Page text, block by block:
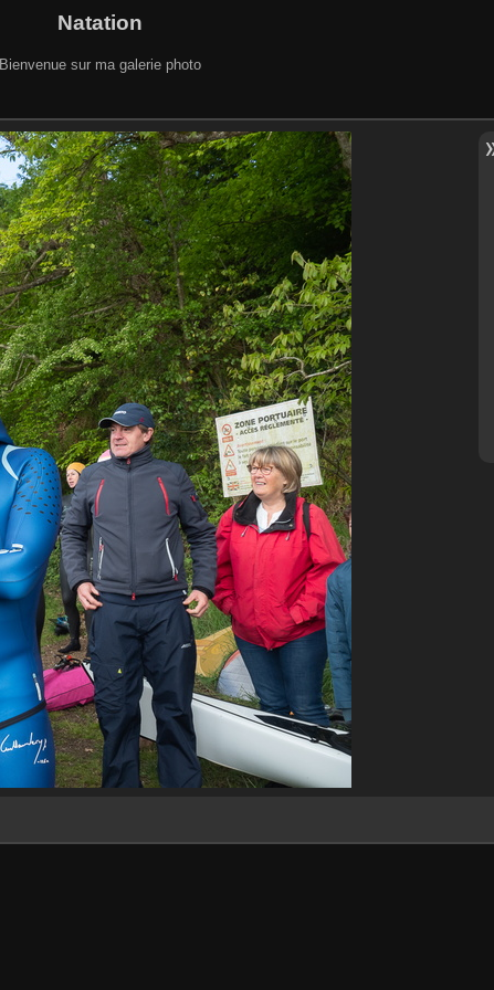
Natation
Bienvenue sur ma galerie photo